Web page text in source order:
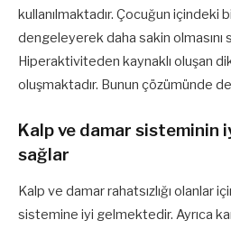
kullanılmaktadır. Çocuğun içindeki
dengeleyerek daha sakin olmasını
Hiperaktiviteden kaynaklı oluşan
oluşmaktadır. Bunun çözümünde de
Kalp ve damar sisteminin
sağlar
Kalp ve damar rahatsızlığı olanlar
sistemine iyi gelmektedir. Ayrıca